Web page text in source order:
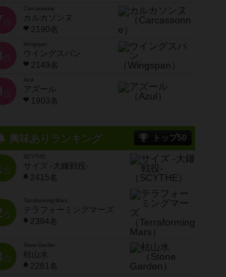
位
Carcassonne
カルカソンヌ
2190名
位
Wingspan
ウイングスパン
2149名
位
Azul
アズール
1903名
興味ありランキング トップ50
位
SCYTHE
サイズ -大鎌戦役-
2415名
位
Terraforming Mars
テラフォーミングマーズ
2394名
位
Stone Garden
枯山水
2281名